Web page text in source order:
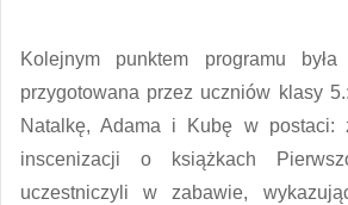
Kolejnym punktem programu
przygotowana przez uczniów klasy
Natalkę, Adama i Kubę w postaci:
inscenizacji o książkach
uczestniczyli w zabawie,